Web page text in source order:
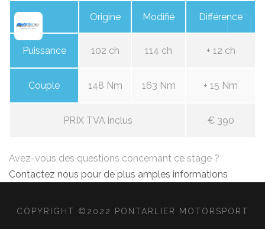
Origine Modifié Différence
Puissance 102 ch 114 ch + 12 ch
Couple 148 Nm 163 Nm + 15 Nm
PRIX TVA inclus € 390
Avez-vous des questions concernant ce stage ?
Contactez nous pour de plus amples informations
COPYRIGHT ©2022 PONTARLIER MOTORSPORT